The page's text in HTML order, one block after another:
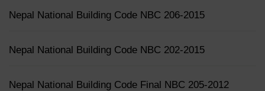
Nepal National Building Code NBC 206-2015
Nepal National Building Code NBC 202-2015
Nepal National Building Code Final NBC 205-2012